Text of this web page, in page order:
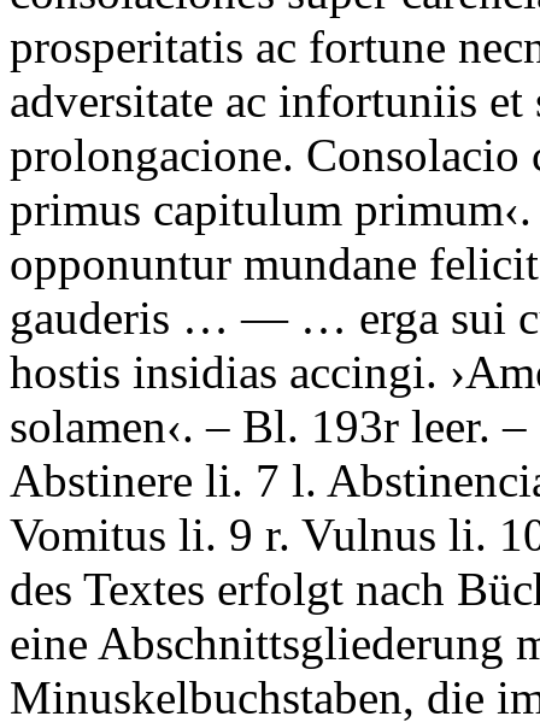
prosperitatis ac fortune
adversitate ac infortuniis
prolongacione. Consolacio
primus capitulum primum
opponuntur mundane
gauderis … — … erga sui
hostis insidias accingi. ›
solamen‹. – Bl. 193r leer.
Abstinere li. 7 l.
Vomitus li. 9 r. Vulnus li.
des Textes erfolgt nach
eine Abschnittsgliederung
Minuskelbuchstaben, die